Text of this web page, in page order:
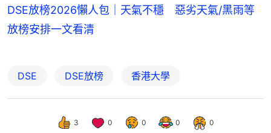
DSE放榜2026懶人包｜天氣不穩 惡劣天氣/黑雨等
放榜安排一文看清
DSE DSE放榜 香港大學
3 0 0 0 0